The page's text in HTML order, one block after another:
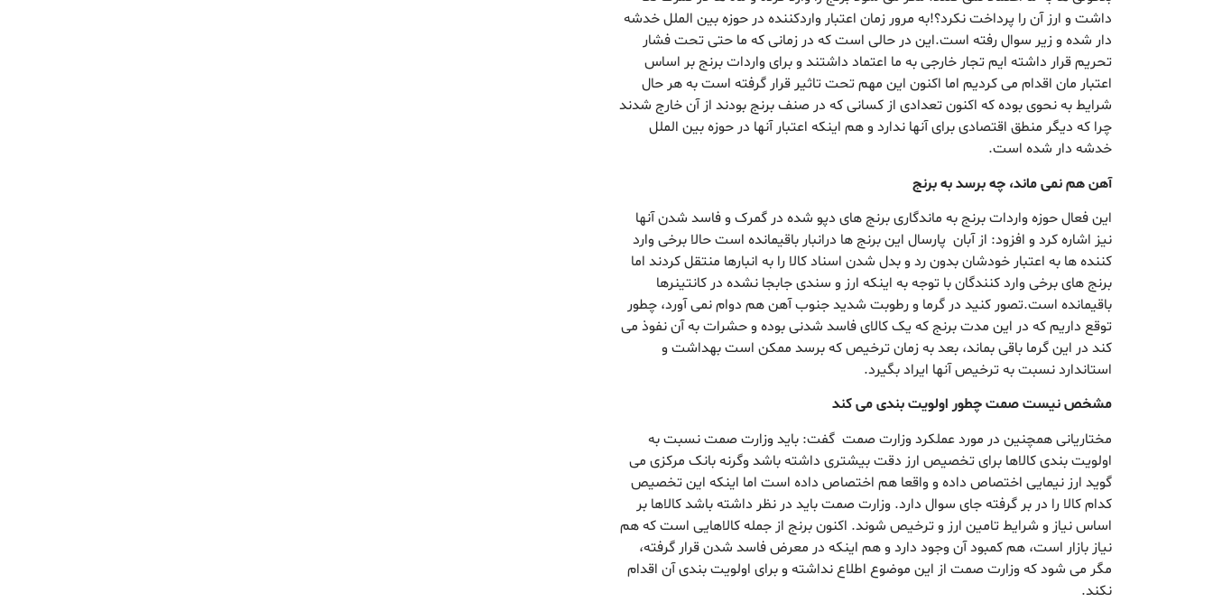
داشت و ارز آن را پرداخت نکرد؟!به مرور زمان اعتبار واردکننده در حوزه بین الملل خدشه
دار شده و زیر سوال رفته است.این در حالی است که در زمانی که ما حتی تحت فشار
تحریم قرار داشته ایم تجار خارجی به ما اعتماد داشتند و برای واردات برنج بر اساس
اعتبار مان اقدام می کردیم اما اکنون این مهم تحت تاثیر قرار گرفته است به هر حال
شرایط به نحوی بوده که اکنون تعدادی از کسانی که در صنف برنج بودند از آن خارج شدند
چرا که دیگر منطق اقتصادی برای آنها ندارد و هم اینکه اعتبار آنها در حوزه بین الملل
خدشه دار شده است.
آهن هم نمی ماند، چه برسد به برنج
این فعال حوزه واردات برنج به ماندگاری برنج های دپو شده در گمرک و فاسد شدن آنها
نیز اشاره کرد و افزود: از آبان پارسال این برنج ها درانبار باقیمانده است حالا برخی وارد
کننده ها به اعتبار خودشان بدون رد و بدل شدن اسناد کالا را به انبارها منتقل کردند اما
برنج های برخی وارد کنندگان با توجه به اینکه ارز و سندی جابجا نشده در کانتینرها
باقیمانده است.تصور کنید در گرما و رطوبت شدید جنوب آهن هم دوام نمی آورد، چطور
توقع داریم که در این مدت برنج که یک کالای فاسد شدنی بوده و حشرات به آن نفوذ می
کند در این گرما باقی بماند، بعد به زمان ترخیص که برسد ممکن است بهداشت و
استاندارد نسبت به ترخیص آنها ایراد بگیرد.
مشخص نیست صمت چطور اولویت بندی می کند
مختاریانی همچنین در مورد عملکرد وزارت صمت گفت: باید وزارت صمت نسبت به
اولویت بندی کالاها برای تخصیص ارز دقت بیشتری داشته باشد وگرنه بانک مرکزی می
گوید ارز نیمایی اختصاص داده و واقعا هم اختصاص داده است اما اینکه این تخصیص
کدام کالا را در بر گرفته جای سوال دارد. وزارت صمت باید در نظر داشته باشد کالاها بر
اساس نیاز و شرایط تامین ارز و ترخیص شوند. اکنون برنج از جمله کالاهایی است که هم
نیاز بازار است، هم کمبود آن وجود دارد و هم اینکه در معرض فاسد شدن قرار گرفته،
مگر می شود که وزارت صمت از این موضوع اطلاع نداشته و برای اولویت بندی آن اقدام
نکند.